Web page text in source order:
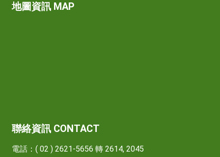
地圖資訊 MAP
聯絡資訊 CONTACT
電話：( 02 ) 2621-5656 轉 2614, 2045